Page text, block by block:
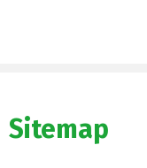
Sitemap